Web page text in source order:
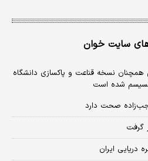
سایت خوان
نسخه قناعت و پاکسازی دانشگاه
شده است
صحت دارد
گرفت
دریایی ایران